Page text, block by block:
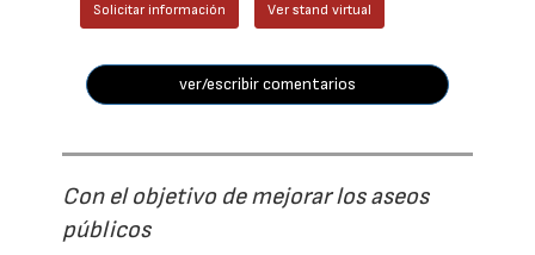
Solicitar información Ver stand virtual
ver/escribir comentarios
Con el objetivo de mejorar los aseos
públicos